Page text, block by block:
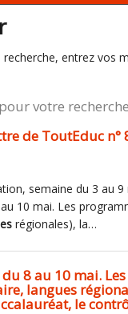
entrez vos
votre recherche
de ToutEduc n°
semaine du 3 au
10 mai. Les
régionales), la…
du 8 au 10 mai.
langues
le